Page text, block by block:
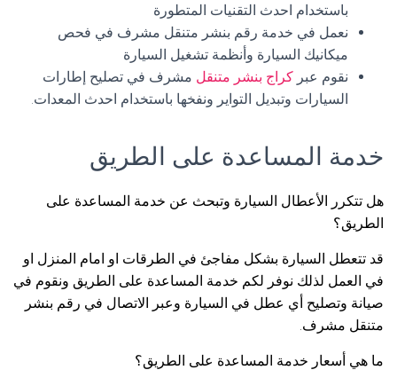
باستخدام احدث التقنيات المتطورة
نعمل في خدمة رقم بنشر متنقل مشرف في فحص
ميكانيك السيارة وأنظمة تشغيل السيارة
نقوم عبر كراج بنشر متنقل مشرف في تصليح إطارات
السيارات وتبديل التواير ونفخها باستخدام احدث المعدات.
خدمة المساعدة على الطريق
هل تتكرر الأعطال السيارة وتبحث عن خدمة المساعدة على
الطريق؟
قد تتعطل السيارة بشكل مفاجئ في الطرقات او امام المنزل او
في العمل لذلك نوفر لكم خدمة المساعدة على الطريق ونقوم في
صيانة وتصليح أي عطل في السيارة وعبر الاتصال في رقم بنشر
متنقل مشرف.
ما هي أسعار خدمة المساعدة على الطريق؟